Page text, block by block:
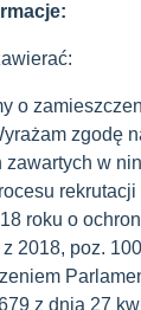
o
zgodę
zawartych w
roku o
2018, poz.
z dnia 27